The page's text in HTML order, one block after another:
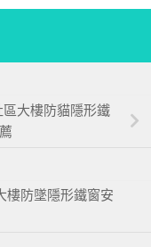
大樓防貓隱形鐵
樓防墜隱形鐵窗安